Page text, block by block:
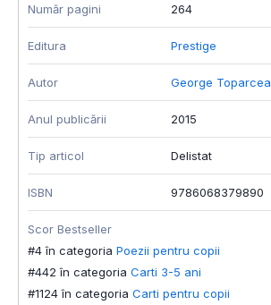
Număr pagini 264
Editura Prestige
Autor George
Anul publicării 2015
Tip articol Delistat
ISBN 9786068379890
Scor Bestseller
#4 în categoria Poezii pentru copii
#442 în categoria Carti 3-5 ani
#1124 în categoria Carti pentru copii